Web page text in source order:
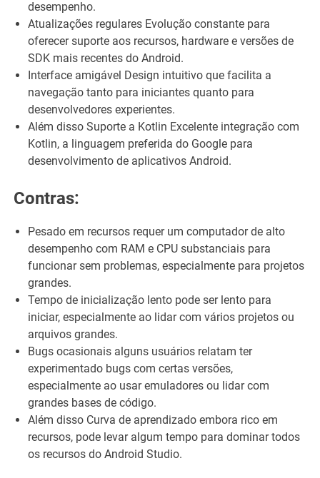
desempenho.
Atualizações regulares Evolução constante para
oferecer suporte aos recursos, hardware e versões de
SDK mais recentes do Android.
Interface amigável Design intuitivo que facilita a
navegação tanto para iniciantes quanto para
desenvolvedores experientes.
Além disso Suporte a Kotlin Excelente integração com
Kotlin, a linguagem preferida do Google para
desenvolvimento de aplicativos Android.
Contras:
Pesado em recursos requer um computador de alto
desempenho com RAM e CPU substanciais para
funcionar sem problemas, especialmente para projetos
grandes.
Tempo de inicialização lento pode ser lento para
iniciar, especialmente ao lidar com vários projetos ou
arquivos grandes.
Bugs ocasionais alguns usuários relatam ter
experimentado bugs com certas versões,
especialmente ao usar emuladores ou lidar com
grandes bases de código.
Além disso Curva de aprendizado embora rico em
recursos, pode levar algum tempo para dominar todos
os recursos do Android Studio.